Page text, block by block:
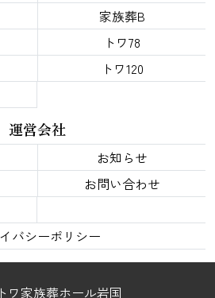
家族葬B
トワ78
トワ120
運営会社
お知らせ
お問い合わせ
バシーポリシー
ワ家族葬ホール岩国